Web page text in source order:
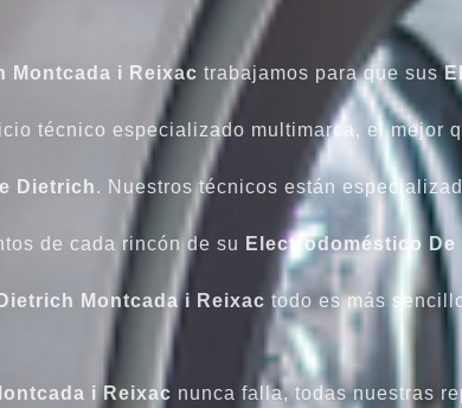
Montcada i Reixac trabajamos para que sus
técnico especializado multimarca, el mejor
Dietrich. Nuestros técnicos están
de cada rincón de su Electrodoméstico De
Dietrich Montcada i Reixac todo es más
i Reixac nunca falla, todas nuestras